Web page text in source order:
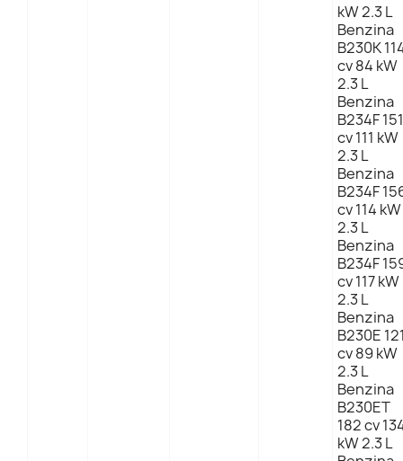
kW 2.3 L
Benzina
B230K
cv 84 kW
2.3 L
Benzina
B234F 151
cv 111 kW
2.3 L
Benzina
B234F
cv 114 kW
2.3 L
Benzina
B234F
cv 117 kW
2.3 L
Benzina
B230E
cv 89 kW
2.3 L
Benzina
B230ET
182 cv
kW 2.3 L